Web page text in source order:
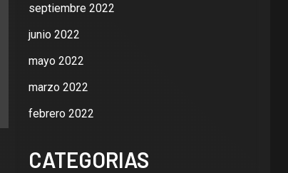
septiembre 2022
junio 2022
mayo 2022
marzo 2022
febrero 2022
CATEGORIAS